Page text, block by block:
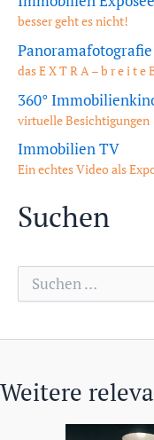
besser geht es nicht!
Panoramafotografie
das E X T R A – b r e i t e
360°
virtuelle Besichtigungen
Immobilien TV
Ein echtes Video als
Suchen
e
n
a
Weitere